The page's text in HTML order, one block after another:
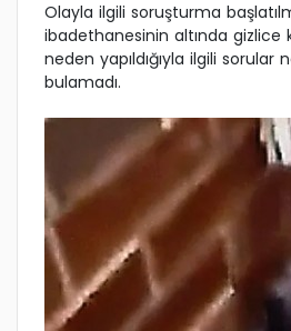
Olayla ilgili soruşturma
ibadethanesinin altında gizlice
neden yapıldığıyla ilgili sorular
bulamadı.